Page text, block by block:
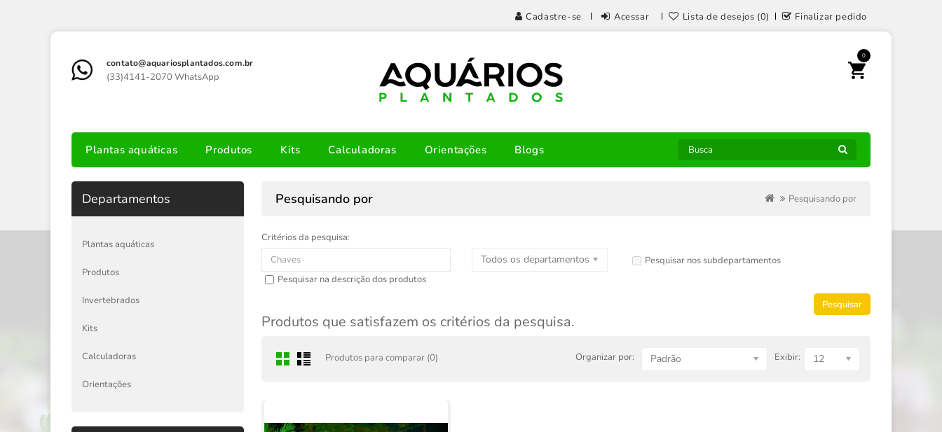
Cadastre-se Acessar Lista de desejos (0) Finalizar pedido
contato@aquariosplantados.com.br
(33)4141-2070 WhatsApp
0
Plantas aquáticas Produtos Kits Calculadoras Orientações Blogs
Departamentos
Plantas aquáticas
Produtos
Invertebrados
Kits
Calculadoras
Orientações
Pesquisando por Pesquisando por
Critérios da pesquisa:
Todos os departamentos
Pesquisar nos subdepartamentos
Pesquisar na descrição dos produtos
Produtos que satisfazem os critérios da pesquisa.
Produtos para comparar (0) Organizar por: Padrão Exibir: 12